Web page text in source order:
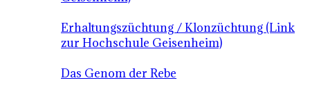
Erhaltungszüchtung / Klonzüchtung (Link
zur Hochschule Geisenheim)
Das Genom der Rebe